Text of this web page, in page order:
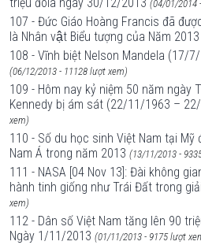
(04/01/2014
107 - Đức Giáo Hoàng Francis đã
là Nhân vật Biểu tượng của Năm 2013
108 - Vĩnh biệt Nelson Mandela (17/
(06/12/2013 - 11128 lượt xem)
109 - Hôm nay kỷ niệm 50 năm ngày
Kennedy bị ám sát (22/11/1963 –
xem)
110 - Số du học sinh Việt Nam tại
Nam Á trong năm 2013 (13/11/2013 -
111 - NASA [04 Nov 13]: Đài không
hành tinh giống như Trái Đất trong
xem)
112 - Dân số Việt Nam tăng lên 90
Ngày 1/11/2013 (01/11/2013 - 9175 lượt